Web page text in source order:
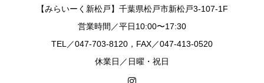
【みらいーく新松戸】千葉県松戸市新松戸3-107-1F
営業時間／平日10:00〜17:30
TEL／047-703-8120，FAX／047-413-0520
休業日／日曜・祝日